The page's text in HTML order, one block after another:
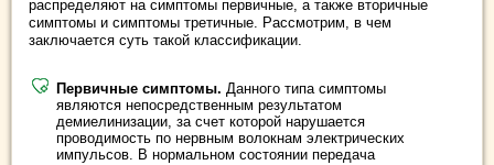
распределяют на симптомы первичные, а также вторичные
симптомы и симптомы третичные. Рассмотрим, в чем
заключается суть такой классификации.
Первичные симптомы. Данного типа симптомы
являются непосредственным результатом
демиелинизации, за счет которой нарушается
проводимость по нервным волокнам электрических
импульсов. В нормальном состоянии передача